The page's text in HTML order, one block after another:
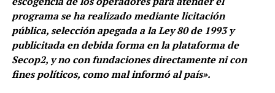
programa se ha realizado mediante licitación
pública, selección apegada a la Ley 80 de 1993 y
publicitada en debida forma en la plataforma de
Secop2, y no con fundaciones directamente ni con
fines políticos, como mal informó al país».